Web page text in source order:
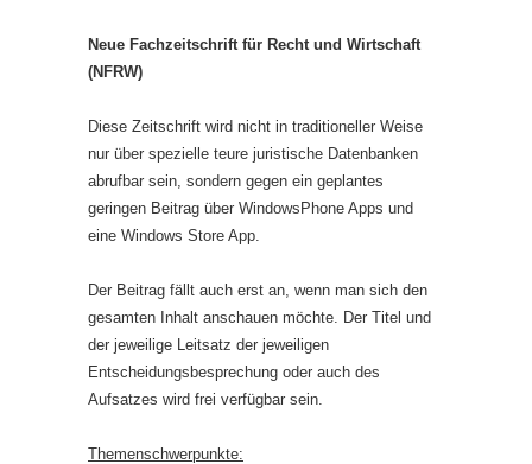
Neue Fachzeitschrift für Recht und Wirtschaft
(NFRW)
Diese Zeitschrift wird nicht in traditioneller Weise
nur über spezielle teure juristische Datenbanken
abrufbar sein, sondern gegen ein geplantes
geringen Beitrag über WindowsPhone Apps und
eine Windows Store App.
Der Beitrag fällt auch erst an, wenn man sich den
gesamten Inhalt anschauen möchte. Der Titel und
der jeweilige Leitsatz der jeweiligen
Entscheidungsbesprechung oder auch des
Aufsatzes wird frei verfügbar sein.
Themenschwerpunkte: